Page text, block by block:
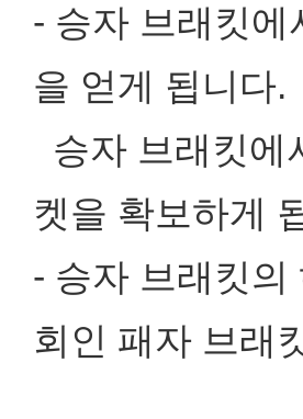
- 승자 브래킷
을 얻게 됩니다.
승자 브래킷에
켓을 확보하게
- 승자 브래킷
회인 패자 브래